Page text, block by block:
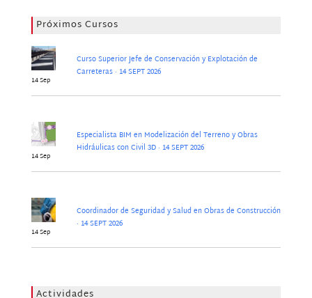
Próximos Cursos
14 Sep
Curso Superior Jefe de Conservación y Explotación de
Carreteras · 14 SEPT 2026
14 Sep
Especialista BIM en Modelización del Terreno y Obras
Hidráulicas con Civil 3D · 14 SEPT 2026
14 Sep
Coordinador de Seguridad y Salud en Obras de Construcción
· 14 SEPT 2026